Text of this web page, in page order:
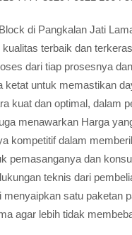
di Pangkalan Jati
terbaik dan
dari tiap prosesnya
ketat untuk memastikan
kuat dan optimal, dalam
menawarkan Harga
kompetitif dalam
pemasanganya dan
teknis dari
menyaipkan satu paketan
agar lebih tidak